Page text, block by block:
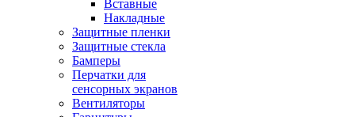
Вставные
Накладные
Защитные пленки
Защитные стекла
Бамперы
Перчатки для
сенсорных экранов
Вентиляторы